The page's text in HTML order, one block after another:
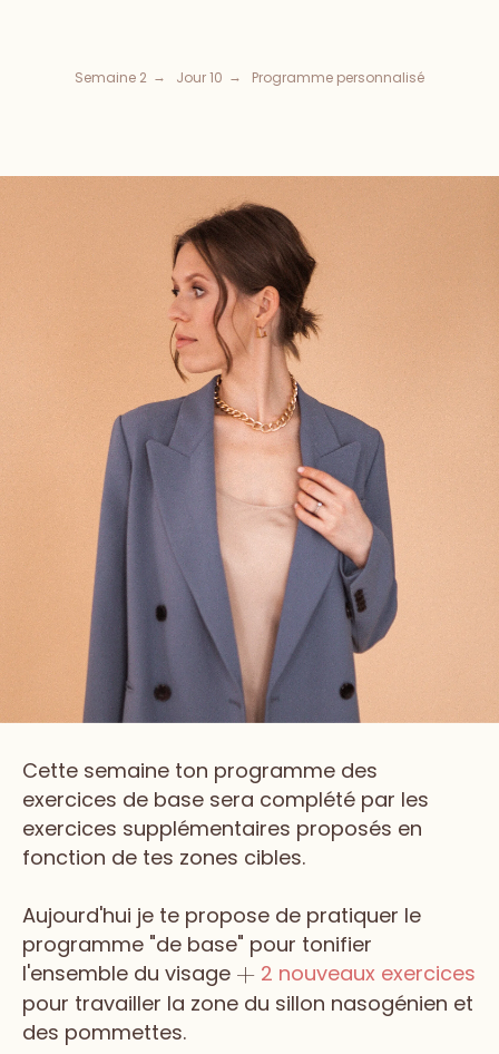
Semaine 2 → Jour 10 → Programme personnalisé
Cette semaine ton programme des
exercices de base sera complété par les
exercices supplémentaires proposés en
fonction de tes zones cibles.
Aujourd'hui je te propose de pratiquer le
programme "de base" pour tonifier
l'ensemble du visage + 2 nouveaux exercices
pour travailler la zone du sillon nasogénien et
des pommettes.